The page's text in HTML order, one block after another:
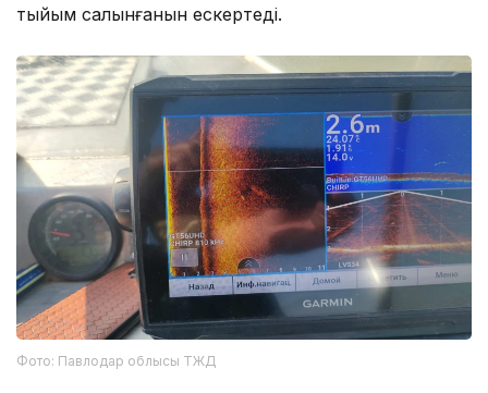
тыйым салынғанын ескертеді.
Фото: Павлодар облысы ТЖД